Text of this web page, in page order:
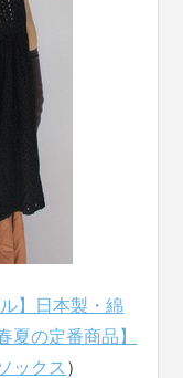
】日本製・綿
夏の定番商品】
ックス ）